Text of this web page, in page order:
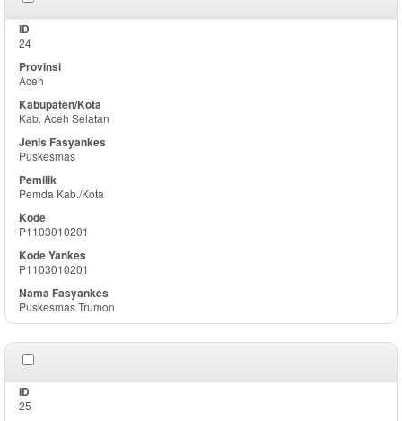
24
Aceh
Kab. Aceh Selatan
Puskesmas
Pemda Kab./Kota
P1103010201
P1103010201
Puskesmas Trumon
25